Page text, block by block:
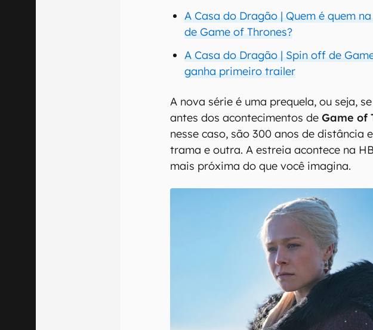
A Casa do Dragão | Quem é quem
de Game of Thrones?
A Casa do Dragão | Spin off de
ganha primeiro trailer
A nova série é uma prequela, ou seja,
antes dos acontecimentos deGame of
nesse caso, são 300 anos de distância
trama e outra. A estreia acontece na
mais próxima do que você imagina.